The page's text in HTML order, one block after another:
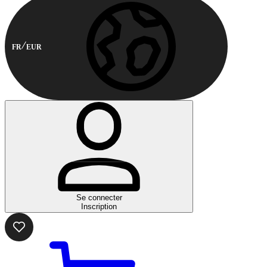
FR EUR
Se connecter
Inscription